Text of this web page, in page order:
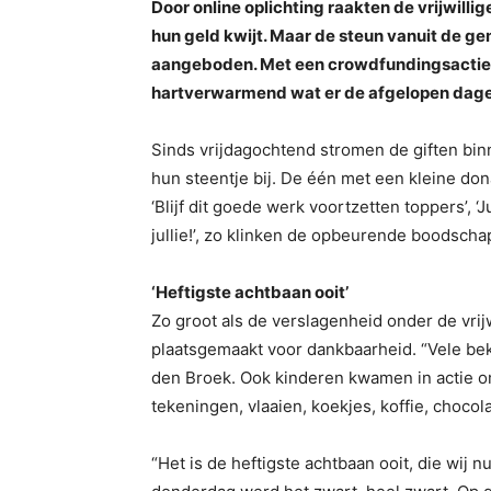
Door online oplichting raakten de
hun geld kwijt. Maar de steun vanuit de
aangeboden. Met een
hartverwarmend wat er de afgelopen
Sinds vrijdagochtend stromen de giften
hun steentje bij. De één met een kleine
‘Blijf dit goede werk voortzetten toppers’,
jullie!’, zo klinken de opbeurende
‘Heftigste achtbaan ooit’
Zo groot als de verslagenheid onder de
plaatsgemaakt voor dankbaarheid. “Vele
den Broek. Ook kinderen kwamen in actie
tekeningen, vlaaien, koekjes, koffie,
“Het is de heftigste achtbaan ooit, die wij